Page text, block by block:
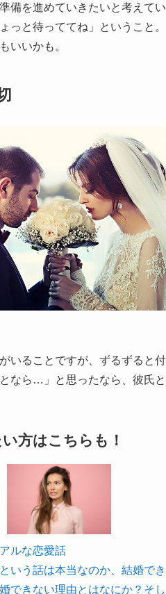
備を進めていきたいと考えてい
っと待っててね」ということ
いいかも。
いることですが、ずるずると
なら…」と思ったなら、彼氏
方はこちらも！
ルな恋愛話
いう話は本当なのか、結婚で
できない理由とはなにか？そ